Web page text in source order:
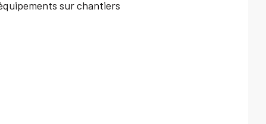
sur chantiers